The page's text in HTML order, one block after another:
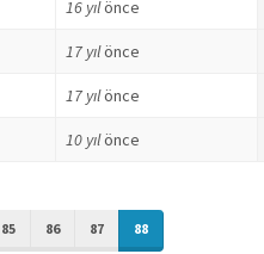
16 yılönce
17 yılönce
17 yılönce
10 yılönce
85 86 87 88